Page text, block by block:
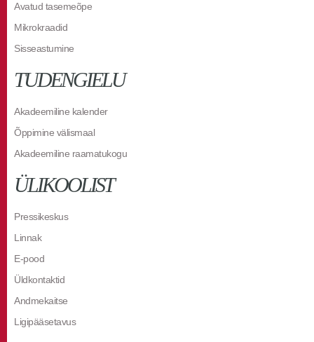
Avatud tasemeõpe
Mikrokraadid
Sisseastumine
TUDENGIELU
Akadeemiline kalender
Õppimine välismaal
Akadeemiline raamatukogu
ÜLIKOOLIST
Pressikeskus
Linnak
E-pood
Üldkontaktid
Andmekaitse
Ligipääsetavus